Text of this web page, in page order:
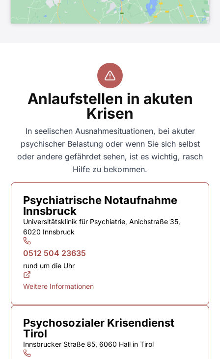
Anlaufstellen in akuten
Krisen
In seelischen Ausnahmesituationen, bei akuter
psychischer Belastung oder wenn Sie sich selbst
oder andere gefährdet sehen, ist es wichtig, rasch
Hilfe zu bekommen.
Psychiatrische Notaufnahme
Innsbruck
Universitätsklinik für Psychiatrie, Anichstraße 35,
6020 Innsbruck
0512 504 23635
rund um die Uhr
Weitere Informationen
Psychosozialer Krisendienst
Tirol
Innsbrucker Straße 85, 6060 Hall in Tirol